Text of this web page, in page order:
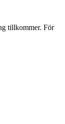
tillkommer. För